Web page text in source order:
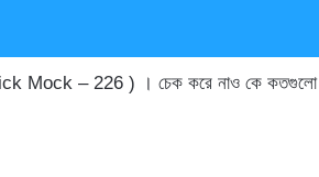
Mock – 226 ) । চেক করে নাও কে কতগুলো